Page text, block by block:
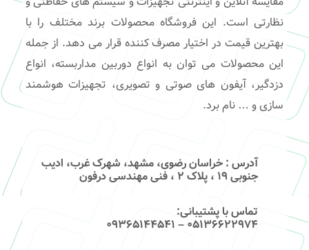
نظارتی است. این فروشگاه محصولات برند مختلف را با
بهترین قیمت در اختیار مصرف کننده قرار می دهد. از جمله
این محصولات می توان به انواع دوربین مداربسته، انواع
دزدگیر، آیفون های صوتی و تصویری، تجهیزات هوشمند
سازی و … نام برد.
آدرس : خراسان رضوی، مشهد، شهرک غرب، ادیب
جنوبی ۱۹ ، پلاک ۲ ، فنی مهندسی درفون
تماس با پشتیبانی:
۰۵۱۳۶۶۲۲۹۷۴ – 09365144541